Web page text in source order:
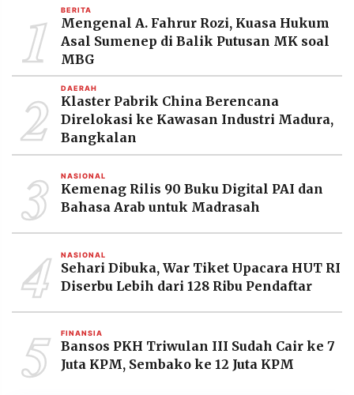
1 BERITA
Mengenal A. Fahrur Rozi, Kuasa Hukum
Asal Sumenep di Balik Putusan MK soal
MBG
2 DAERAH
Klaster Pabrik China Berencana
Direlokasi ke Kawasan Industri Madura,
Bangkalan
3 NASIONAL
Kemenag Rilis 90 Buku Digital PAI dan
Bahasa Arab untuk Madrasah
4 NASIONAL
Sehari Dibuka, War Tiket Upacara HUT RI
Diserbu Lebih dari 128 Ribu Pendaftar
5 FINANSIA
Bansos PKH Triwulan III Sudah Cair ke 7
Juta KPM, Sembako ke 12 Juta KPM